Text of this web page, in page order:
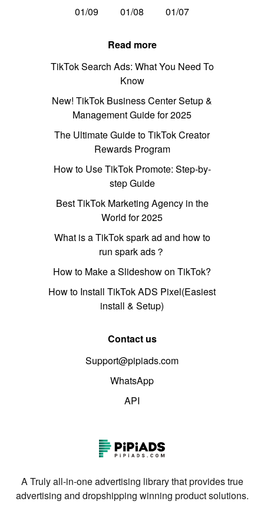
01/09
01/08 01/07
Read more
TikTok Search Ads: What You Need To
Know
New! TikTok Business Center Setup &
Management Guide for 2025
The Ultimate Guide to TikTok Creator
Rewards Program
How to Use TikTok Promote: Step-by-
step Guide
Best TikTok Marketing Agency in the
World for 2025
What is a TikTok spark ad and how to
run spark ads？
How to Make a Slideshow on TikTok?
How to Install TikTok ADS Pixel(Easiest
install & Setup)
Contact us
Support@pipiads.com
WhatsApp
API
A Truly all-in-one advertising library that provides true
advertising and dropshipping winning product solutions.